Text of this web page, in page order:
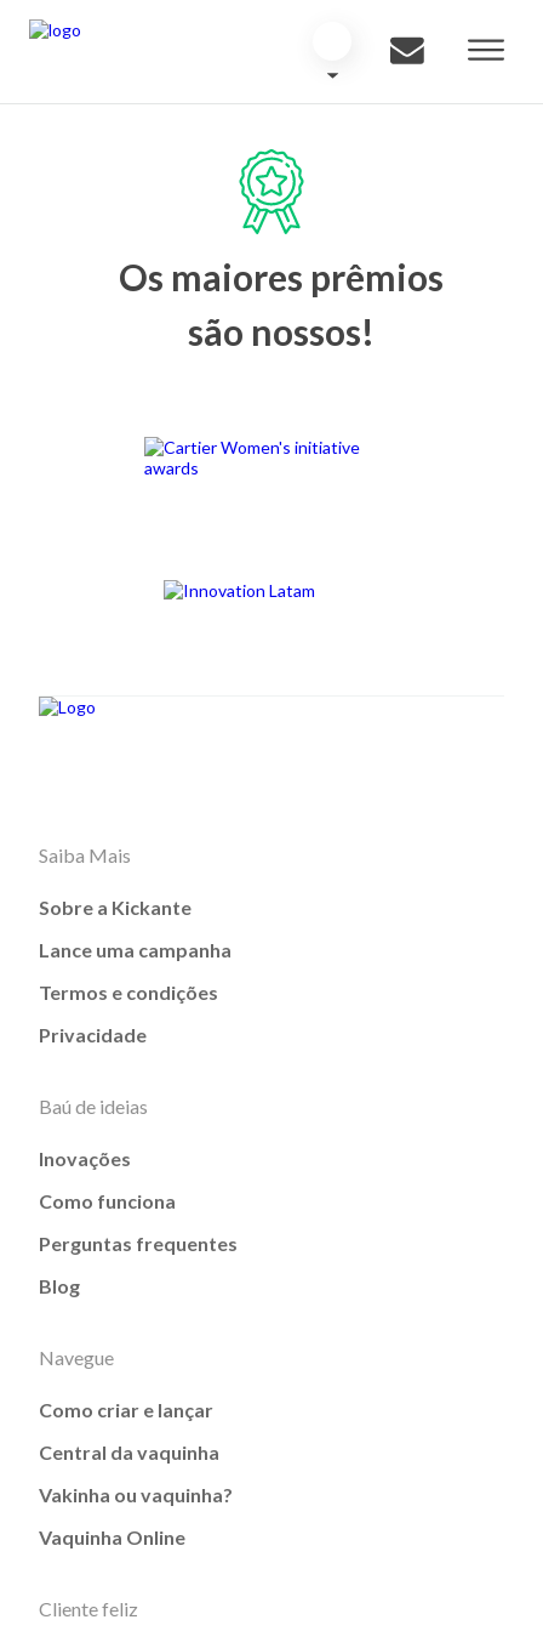
Os maiores prêmios
são nossos!
Saiba Mais
Sobre a Kickante
Lance uma campanha
Termos e condições
Privacidade
Baú de ideias
Inovações
Como funciona
Perguntas frequentes
Blog
Navegue
Como criar e lançar
Central da vaquinha
Vakinha ou vaquinha?
Vaquinha Online
Cliente feliz